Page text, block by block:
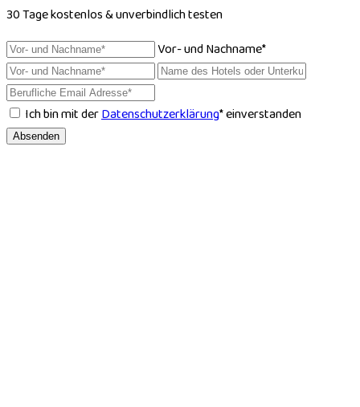
30 Tage kostenlos & unverbindlich testen
Vor- und Nachname*
Ich bin mit derDaten­schutz­erklärung* einverstanden
Absenden